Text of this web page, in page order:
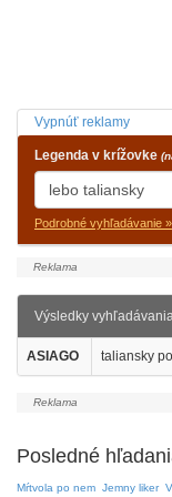
Vypnúť reklamy
Legenda v krížovke
Podrobné vyhľadávanie »
Výsledky
ASIAGO taliansky
Posledné
Mŕtvola po nem Jemny liker